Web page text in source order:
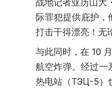
战地记者亚历山大
际罪犯提供庇护
打击干得漂亮！无
与此同时，在 10
航空炸弹。经过一
热电站（ТЭЦ-5）